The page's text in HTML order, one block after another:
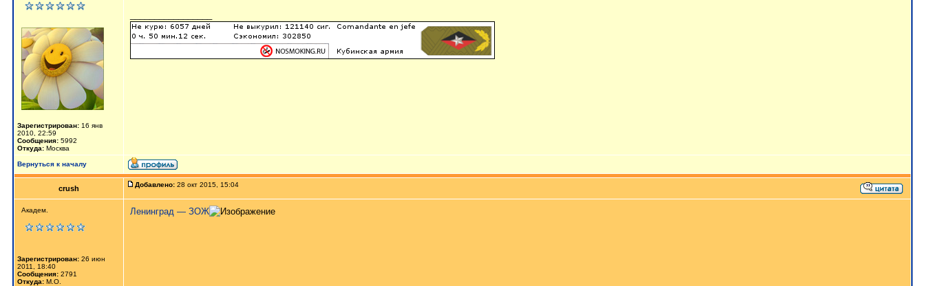
Зарегистрирован: 16 янв
2010, 22:59
Сообщения: 5992
Откуда: Москва
Вернуться к началу
crush Добавлено: 28 окт 2015, 15:04
Академ.
Зарегистрирован: 26 июн
2011, 18:40
Сообщения: 2791
Откуда: М.О.
Ленинград — ЗОЖ